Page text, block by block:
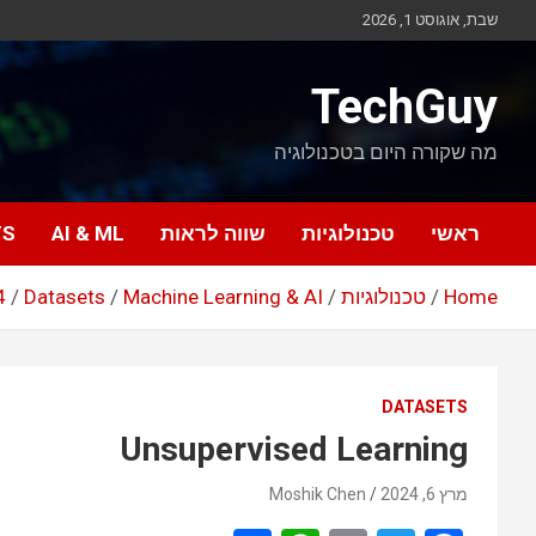
to
שבת, אוגוסט 1, 2026
TechGuy
מה שקורה היום בטכנולוגיה
ראשי טכנולוגיות שווה לראות AI & ML
Home טכנולוגיות Machine Learning & AI
Datasets
DATASETS
Unsupervised Learning
מרץ 6, 2024 Moshik Chen